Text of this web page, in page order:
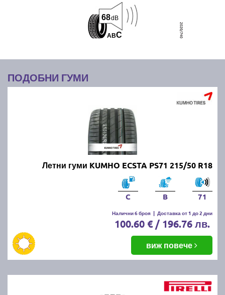
ABC
68dB
ПОДОБНИ ГУМИ
Летни гуми KUMHO ECSTA PS71 215/50 R18
C B 71
Налични 6 броя | Доставка от 1 до 2 дни
100.60 € / 196.76 лв.
виж повече